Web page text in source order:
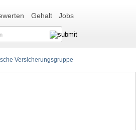
Gehalt Jobs
Versicherungsgruppe